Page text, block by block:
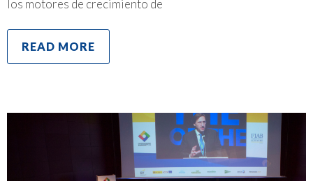
los motores de crecimiento de
READ MORE